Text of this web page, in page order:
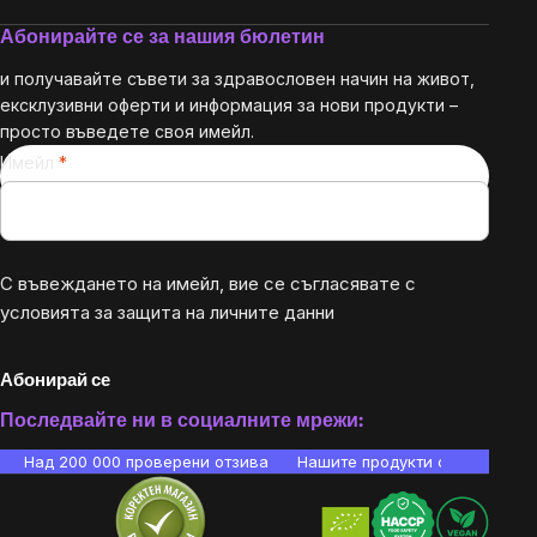
Абонирайте се за нашия бюлетин
и получавайте съвети за здравословен начин на живот,
ексклузивни оферти и информация за нови продукти –
просто въведете своя имейл.
Имейл
С въвеждането на имейл, вие се съгласявате с
условията за защита на личните данни
Абонирай се
Последвайте ни в социалните мрежи:
Над 200 000 проверени отзива Нашите продукти са